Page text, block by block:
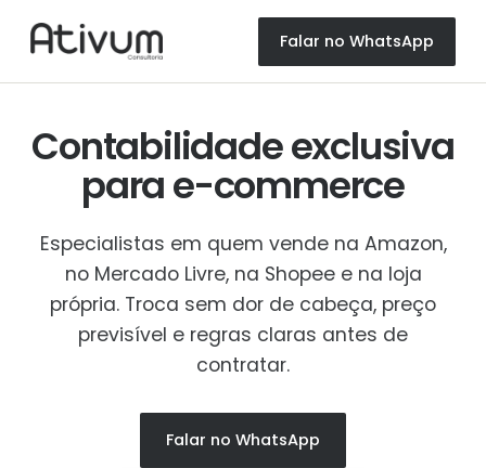
Falar no WhatsApp
Contabilidade exclusiva
parae-commerce
Especialistas em quem vende na Amazon,
no Mercado Livre, na Shopee e na loja
própria. Troca sem dor de cabeça, preço
previsível e regras claras antes de
contratar.
Falar no WhatsApp